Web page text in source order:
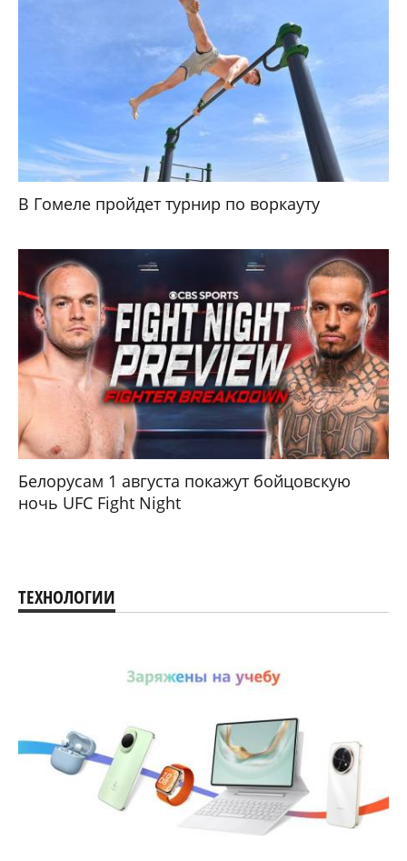
В Гомеле пройдет турнир по воркауту
Белорусам 1 августа покажут бойцовскую
ночь UFC Fight Night
ТЕХНОЛОГИИ